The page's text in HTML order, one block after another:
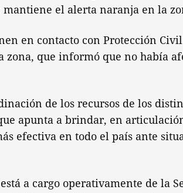
el alerta naranja en la
en contacto con Protección
que informó que no había
de los recursos de los
apunta a brindar, en
efectiva en todo el país ante
a cargo operativamente de la